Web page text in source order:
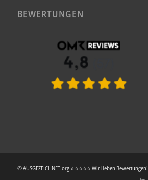
BEWERTUNGEN
© AUSGEZEICHNET.org ⭐⭐⭐⭐⭐ Wir lieben Bewertungen!